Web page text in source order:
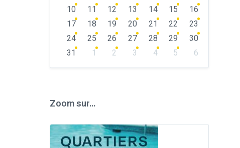
10
11 12 13 14 15
16
17
18 19 20 21 22
23
24
25 26 27 28 29
30
31
1 2 3 4 5
6
Zoom sur…